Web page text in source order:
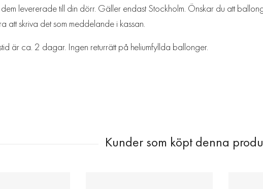
levererade till din dörr. Gäller endast Stockholm. Önskar du att
att skriva det som meddelande i kassan.
är ca. 2 dagar. Ingen returrätt på heliumfyllda ballonger.